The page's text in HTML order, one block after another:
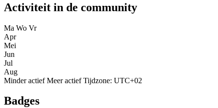
Activiteit in de community
Ma Wo Vr
Apr
Mei
Jun
Jul
Aug
Minder actiefMeer actiefTijdzone: UTC+02
Badges